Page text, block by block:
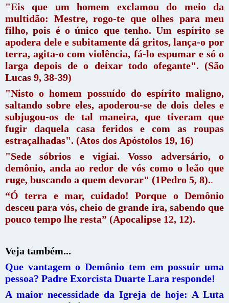
"Eis que um homem exclamou do meio da
multidão: Mestre, rogo-te que olhes para meu
filho, pois é o único que tenho. Um espírito se
apodera dele e subitamente dá gritos, lança-o por
terra, agita-o com violência, fá-lo espumar e só o
larga depois de o deixar todo ofegante". (São
Lucas 9, 38-39)
"Nisto o homem possuído do espírito maligno,
saltando sobre eles, apoderou-se de dois deles e
subjugou-os de tal maneira, que tiveram que
fugir daquela casa feridos e com as roupas
estraçalhadas". (Atos dos Apóstolos 19, 16)
"Sede sóbrios e vigiai. Vosso adversário, o
demônio, anda ao redor de vós como o leão que
ruge, buscando a quem devorar" (1Pedro 5, 8)..
“Ó terra e mar, cuidado! Porque o Demônio
desceu para vós, cheio de grande ira, sabendo que
pouco tempo lhe resta” (Apocalipse 12, 12).
Veja também...
Que vantagem o Demônio tem em possuir uma
pessoa? Padre Exorcista Duarte Lara responde!
A maior necessidade da Igreja de hoje: A Luta